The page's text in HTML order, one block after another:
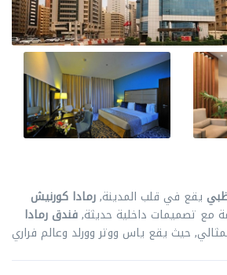
يقع في قلب المدينة,رمادا كورنيش
مع تصميمات داخلية حديثة,فندق رمادا
حيث يقع ياس ووتر وورلد وعالم فراري